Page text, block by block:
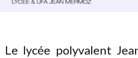
Le lycée polyvalent